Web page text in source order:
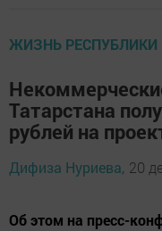
ЖИЗНЬ РЕСПУБЛИКИ
Татарстана
рублей на
Дифиза Нуриева, 20
Об этом на пресс-